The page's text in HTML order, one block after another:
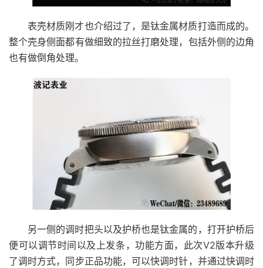
表壳材质刚才也介绍过了，是钛金属材质打造而成的。
整个壳身侧面都有做细致的拉丝打磨处理，包括外侧的边角
也有做倒角处理。
另一侧的调时把头以及护桥也是钛金属的，打开护桥后
便可以调节时间以及上发条，功能方面，此次V2版本升级
了调时方式，同步正品功能，可以快调时针，并通过快调时